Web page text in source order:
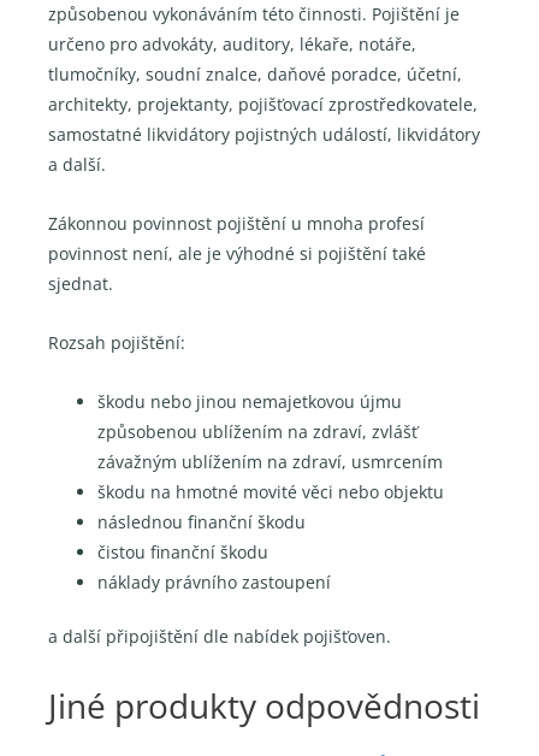
způsobenou vykonáváním této činnosti. Pojištění je
určeno pro advokáty, auditory, lékaře, notáře,
tlumočníky, soudní znalce, daňové poradce, účetní,
architekty, projektanty, pojišťovací zprostředkovatele,
samostatné likvidátory pojistných událostí, likvidátory
a další.
Zákonnou povinnost pojištění u mnoha profesí
povinnost není, ale je výhodné si pojištění také
sjednat.
Rozsah pojištění:
škodu nebo jinou nemajetkovou újmu
způsobenou ublížením na zdraví, zvlášť
závažným ublížením na zdraví, usmrcením
škodu na hmotné movité věci nebo objektu
následnou finanční škodu
čistou finanční škodu
náklady právního zastoupení
a další připojištění dle nabídek pojišťoven.
Jiné produkty odpovědnosti